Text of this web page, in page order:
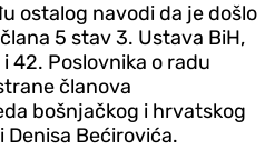
ostalog navodi da je došlo
5 stav 3. Ustava BiH,
42. Poslovnika o radu
članova
bošnjačkog i hrvatskog
Denisa Bećirovića.